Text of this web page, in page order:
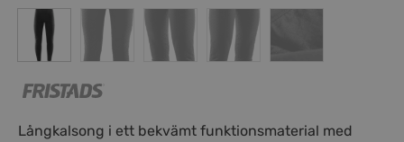
Långkalsong i ett bekvämt funktionsmaterial med